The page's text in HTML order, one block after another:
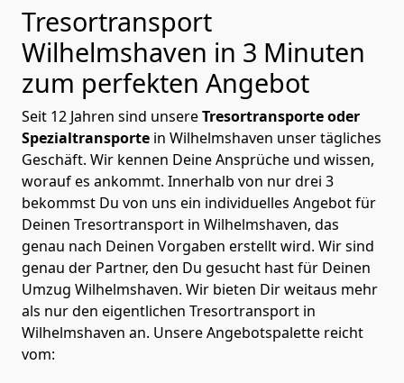
Tresortransport
Wilhelmshaven in 3 Minuten
zum perfekten Angebot
Seit 12 Jahren sind unsereTresortransporte oder
Spezialtransporte in Wilhelmshaven unser tägliches
Geschäft. Wir kennen Deine Ansprüche und wissen,
worauf es ankommt. Innerhalb von nur drei 3
bekommst Du von uns ein individuelles Angebot für
Deinen Tresortransport in Wilhelmshaven, das
genau nach Deinen Vorgaben erstellt wird. Wir sind
genau der Partner, den Du gesucht hast für Deinen
Umzug Wilhelmshaven. Wir bieten Dir weitaus mehr
als nur den eigentlichen Tresortransport in
Wilhelmshaven an. Unsere Angebotspalette reicht
vom: